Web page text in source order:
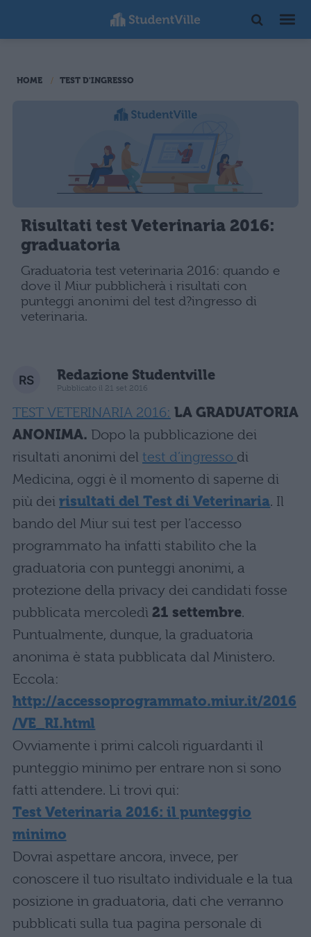
HOME TEST D'INGRESSO
Risultati test Veterinaria 2016:
graduatoria
Graduatoria test veterinaria 2016: quando e
dove il Miur pubblicherà i risultati con
punteggi anonimi del test d?ingresso di
veterinaria.
Redazione Studentville
Pubblicato il 21 set 2016
TEST VETERINARIA 2016: LA GRADUATORIA
ANONIMA. Dopo la pubblicazione dei
risultati anonimi del test d’ingresso di
Medicina, oggi è il momento di saperne di
più dei risultati del Test di Veterinaria. Il
bando del Miur sui test per l’accesso
programmato ha infatti stabilito che la
graduatoria con punteggi anonimi, a
protezione della privacy dei candidati fosse
pubblicata mercoledì 21 settembre.
Puntualmente, dunque, la graduatoria
anonima è stata pubblicata dal Ministero.
Eccola:
http://accessoprogrammato.miur.it/2016
/VE_RI.html
Ovviamente i primi calcoli riguardanti il
punteggio minimo per entrare non si sono
fatti attendere. Li trovi qui:
Test Veterinaria 2016: il punteggio
minimo
Dovrai aspettare ancora, invece, per
conoscere il tuo risultato individuale e la tua
posizione in graduatoria, dati che verranno
pubblicati sulla tua pagina personale di